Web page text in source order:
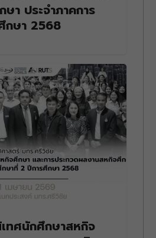
า ประจำภาคการ
กษา 2568
ทศนักศึกษาสหกิจ